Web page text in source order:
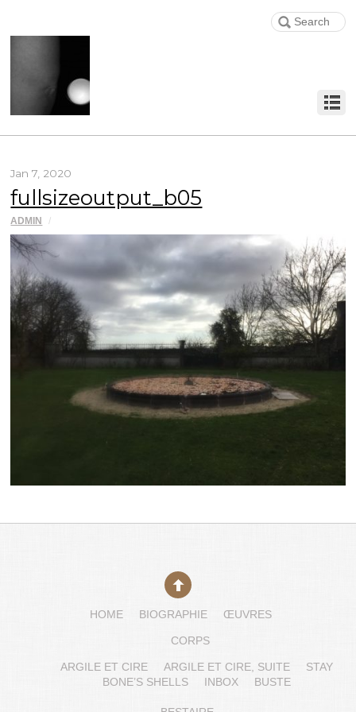
Jan 7, 2020
fullsizeoutput_b05
ADMIN /
HOME BIOGRAPHIE ŒUVRES
CORPS
ARGILE ET CIRE ARGILE ET CIRE, SUITE
STAY
BONE’S SHELLS
INBOX BUSTE